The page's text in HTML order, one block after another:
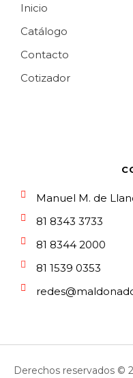
Inicio
Catálogo
Contacto
Cotizador
Manuel M. de
81 8343 3733
81 8344 2000
81 1539 0353
Derechos reservados ©